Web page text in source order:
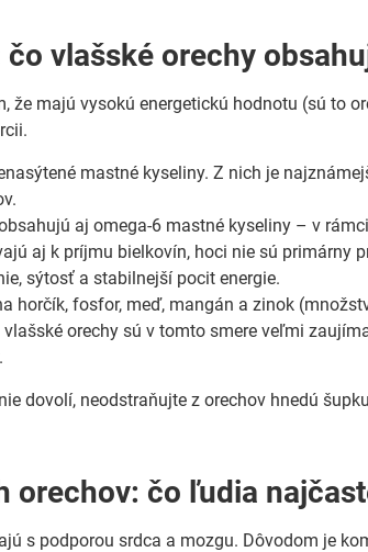
vlašské orechy
že majú vysokú energetickú hodnotu (sú to
mastné kyseliny. Z nich je
aj omega-6 mastné kyseliny – v
aj k príjmu bielkovín, hoci nie sú primárny
sýtosť a stabilnejší pocit energie.
horčík, fosfor, meď, mangán a zinok
vlašské orechy sú v tomto smere veľmi
dovolí, neodstraňujte z orechov hnedú
orechov: čo ľudia
s podporou srdca a mozgu. Dôvodom je